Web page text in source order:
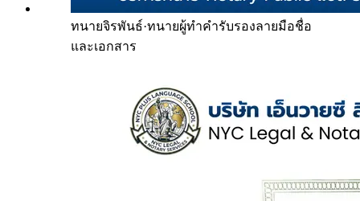
ทนายจิรพันธ์·ทนายผู้ทำคำรับรองลายมือชื่อ
และเอกสาร